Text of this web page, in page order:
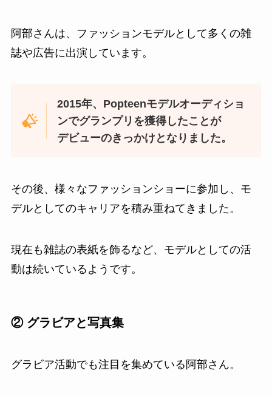
阿部さんは、ファッションモデルとして多くの雑
誌や広告に出演しています。
2015年、Popteenモデルオーディショ
ンでグランプリを獲得したことが
デビューのきっかけとなりました。
その後、様々なファッションショーに参加し、モ
デルとしてのキャリアを積み重ねてきました。
現在も雑誌の表紙を飾るなど、モデルとしての活
動は続いているようです。
② グラビアと写真集
グラビア活動でも注目を集めている阿部さん。